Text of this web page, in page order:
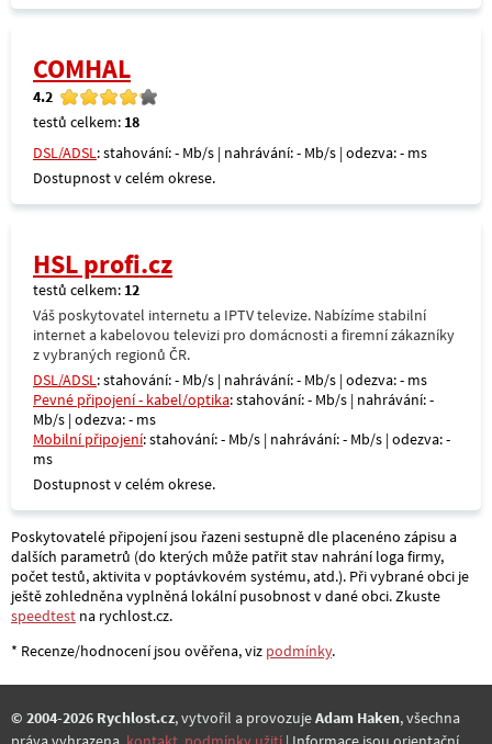
COMHAL
4.2
testů celkem: 18
DSL/ADSL: stahování: - Mb/s | nahrávání: - Mb/s | odezva: - ms
Dostupnost v celém okrese.
HSL profi.cz
testů celkem: 12
Váš poskytovatel internetu a IPTV televize. Nabízíme stabilní
internet a kabelovou televizi pro domácnosti a firemní zákazníky
z vybraných regionů ČR.
DSL/ADSL: stahování: - Mb/s | nahrávání: - Mb/s | odezva: - ms
Pevné připojení - kabel/optika: stahování: - Mb/s | nahrávání: -
Mb/s | odezva: - ms
Mobilní připojení: stahování: - Mb/s | nahrávání: - Mb/s | odezva: -
ms
Dostupnost v celém okrese.
Poskytovatelé připojení jsou řazeni sestupně dle placenéno zápisu a
dalších parametrů (do kterých může patřit stav nahrání loga firmy,
počet testů, aktivita v poptávkovém systému, atd.). Při vybrané obci je
ještě zohledněna vyplněná lokální pusobnost v dané obci. Zkuste
speedtest na rychlost.cz.
* Recenze/hodnocení jsou ověřena, viz podmínky.
© 2004-2026 Rychlost.cz, vytvořil a provozujeAdam Haken, všechna